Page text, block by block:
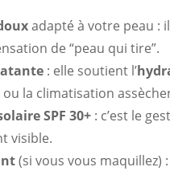
adapté à votre peau :
de “peau qui tire”.
: elle soutient l’
la climatisation
SPF 30+ : c’est le
visible.
(si vous vous